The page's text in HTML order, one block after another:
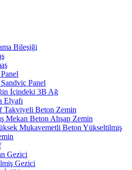
Bileşiği
Panel
İçindeki 3B Ağ
Elyafı
Takviyeli Beton Zemin
Mekan Beton Ahşap Zemin
Mukavemetli Beton Yükseltilmiş
Gezici
Gezici